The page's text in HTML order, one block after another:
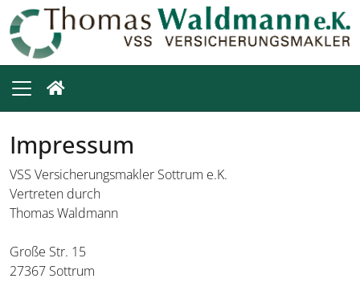
Impressum
VSS Versicherungsmakler Sottrum e.K.
Vertreten durch
Thomas Waldmann
Große Str. 15
27367 Sottrum